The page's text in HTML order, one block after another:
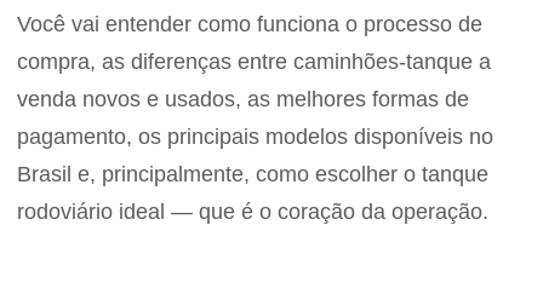
Você vai entender como funciona o processo de
compra, as diferenças entre caminhões-tanque a
venda novos e usados, as melhores formas de
pagamento, os principais modelos disponíveis no
Brasil e, principalmente, como escolher o tanque
rodoviário ideal — que é o coração da operação.